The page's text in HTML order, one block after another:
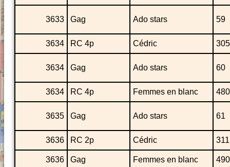
3633 Gag Ado stars 59
3634 RC 4p Cédric 305
3634 Gag Ado stars 60
3634 RC 4p Femmes en blanc 480
3635 Gag Ado stars 61
3636 RC 2p Cédric 311
3636 Gag Femmes en blanc 490